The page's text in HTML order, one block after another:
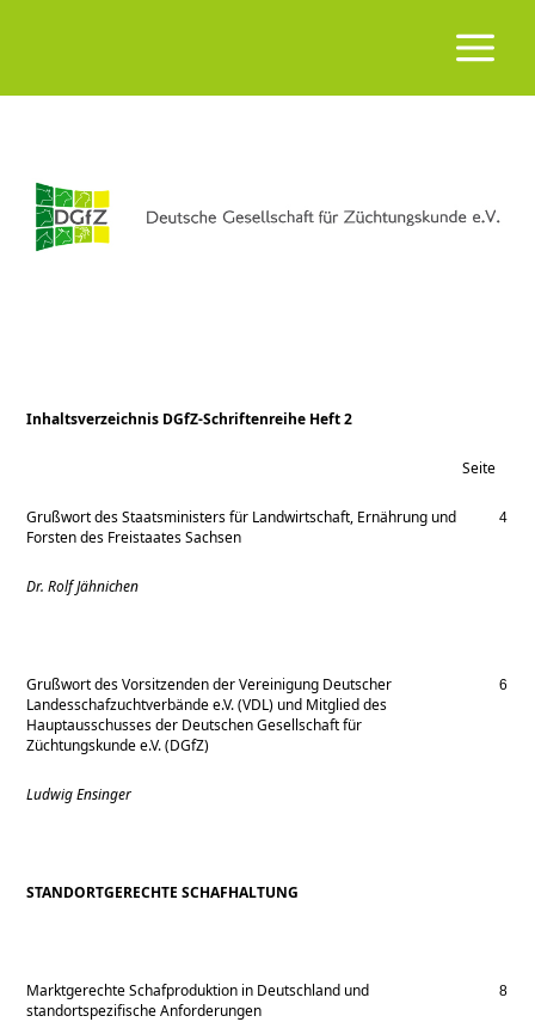
Inhaltsverzeichnis DGfZ-Schriftenreihe Heft 2
Seite
Grußwort des Staatsministers für Landwirtschaft, Ernährung und
Forsten des Freistaates Sachsen
4
Dr. Rolf Jähnichen
Grußwort des Vorsitzenden der Vereinigung Deutscher
Landesschafzuchtverbände e.V. (VDL) und Mitglied des
Hauptausschusses der Deutschen Gesellschaft für
Züchtungskunde e.V. (DGfZ)
6
Ludwig Ensinger
STANDORTGERECHTE SCHAFHALTUNG
Marktgerechte Schafproduktion in Deutschland und
standortspezifische Anforderungen
8